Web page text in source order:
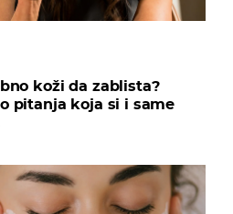
koži da zablista?
pitanja koja si i same